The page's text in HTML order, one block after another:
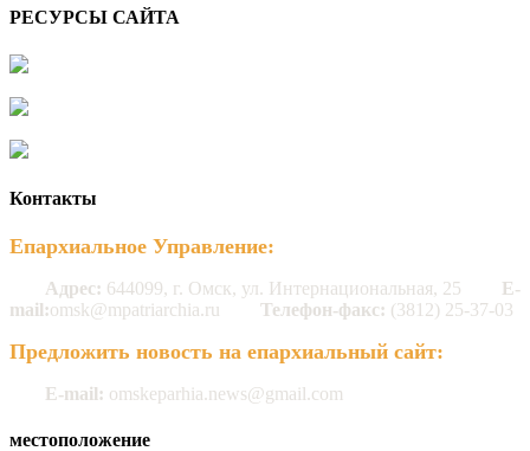
РЕСУРСЫ САЙТА
Контакты
Епархиальное Управление:
Адрес: 644099, г. Омск, ул. Интернациональная, 25
E-
mail:omsk@mpatriarchia.ru Телефон-факс: (3812) 25-37-03
Предложить новость на епархиальный сайт:
E-mail: omskeparhia.news@gmail.com
местоположение